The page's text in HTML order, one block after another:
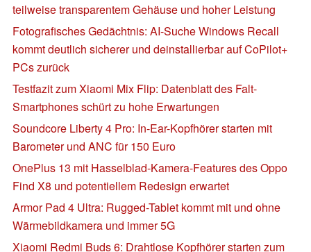
teilweise transparentem Gehäuse und hoher Leistung
Fotografisches Gedächtnis: AI-Suche Windows Recall
kommt deutlich sicherer und deinstallierbar auf CoPilot+
PCs zurück
Testfazit zum Xiaomi Mix Flip: Datenblatt des Falt-
Smartphones schürt zu hohe Erwartungen
Soundcore Liberty 4 Pro: In-Ear-Kopfhörer starten mit
Barometer und ANC für 150 Euro
OnePlus 13 mit Hasselblad-Kamera-Features des Oppo
Find X8 und potentiellem Redesign erwartet
Armor Pad 4 Ultra: Rugged-Tablet kommt mit und ohne
Wärmebildkamera und immer 5G
Xiaomi Redmi Buds 6: Drahtlose Kopfhörer starten zum